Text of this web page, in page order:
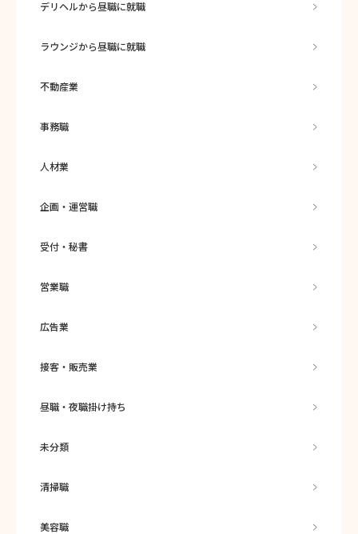
デリヘルから昼職に就職
ラウンジから昼職に就職
不動産業
事務職
人材業
企画・運営職
受付・秘書
営業職
広告業
接客・販売業
昼職・夜職掛け持ち
未分類
清掃職
美容職